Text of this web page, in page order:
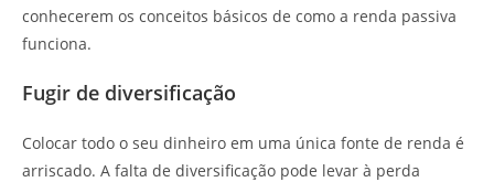
conhecerem os conceitos básicos de como a renda passiva
funciona.
Fugir de diversificação
Colocar todo o seu dinheiro em uma única fonte de renda é
arriscado. A falta de diversificação pode levar à perda